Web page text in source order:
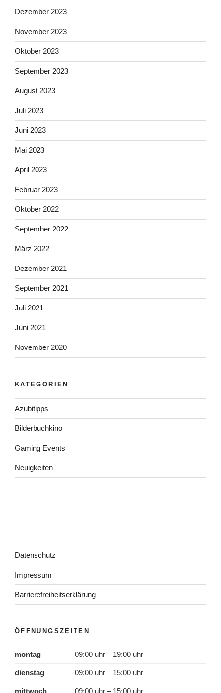
Dezember 2023
November 2023
Oktober 2023
September 2023
August 2023
Juli 2023
Juni 2023
Mai 2023
April 2023
Februar 2023
Oktober 2022
September 2022
März 2022
Dezember 2021
September 2021
Juli 2021
Juni 2021
November 2020
KATEGORIEN
Azubitipps
Bilderbuchkino
Gaming Events
Neuigkeiten
Datenschutz
Impressum
Barrierefreiheitserklärung
ÖFFNUNGSZEITEN
montag 09:00 uhr – 19:00 uhr
dienstag 09:00 uhr – 15:00 uhr
mittwoch 09:00 uhr – 15:00 uhr